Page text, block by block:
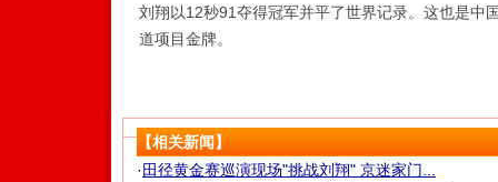
刘翔以12秒91夺得冠军并平了世界记录。这也是中
道项目金牌。
【相关新闻】
· 田径黄金赛巡演现场"挑战刘翔" 京迷家门...